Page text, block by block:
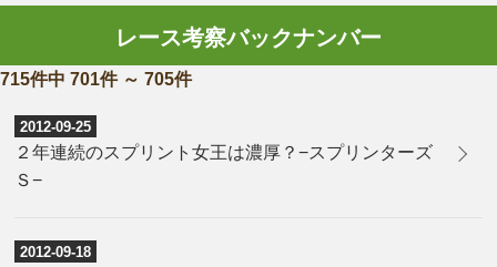
レース考察バックナンバー
715件中 701件 ～ 705件
2012-09-25
２年連続のスプリント女王は濃厚？−スプリンターズ
Ｓ−
2012-09-18